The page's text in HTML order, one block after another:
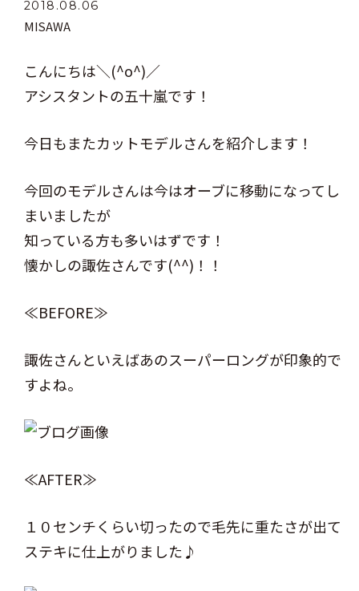
2018.08.06
MISAWA
こんにちは＼(^o^)／
アシスタントの五十嵐です！
今日もまたカットモデルさんを紹介します！
今回のモデルさんは今はオーブに移動になってし
まいましたが
知っている方も多いはずです！
懐かしの諏佐さんです(^^)！！
≪BEFORE≫
諏佐さんといえばあのスーパーロングが印象的で
すよね。
≪AFTER≫
１０センチくらい切ったので毛先に重たさが出て
ステキに仕上がりました♪